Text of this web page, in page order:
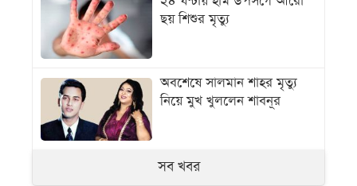
ছয় শিশুর মৃত্যু
অবশেষে সালমান শাহর মৃত্যু
নিয়ে মুখ খুললেন শাবনূর
সব খবর